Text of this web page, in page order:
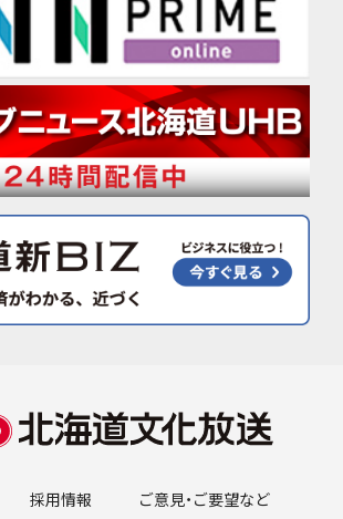
採用情報 ご意見・ご要望など